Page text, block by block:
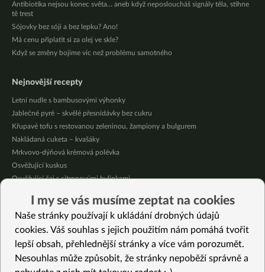
Antibiotika nejsou konec světa… aneb když neposloucháš signály těla, stihne
tě trest
Sójovky bez sóji a bez lepku? Ano!
Má cenu připlatit si za olej ve skle?
Když se změny bojíme víc než problému samotného
Nejnovější recepty
Letní nudle s bambusovými výhonky
Jablečné pyré – skvělé přesnídávky bez cukru
Křupavé tofu s restovanou zeleninou, žampiony a bulgurem
Nakládaná cuketa – kvašáky
Mrkvovo-dýňová krémová polévka
Osvěžující kuskus
Osvěžující čaj s citronovými bylinkami
Čokoládové muffiny s mangovým krémem
Meruňky a jablka v citrónovém želé
Vybrané recepty
Špagety z dýně ve stylu Pad Thai – lepší než klasické nudle!
I my se vás musíme zeptat na cookies
Naše stránky používají k ukládání drobných údajů
cookies. Váš souhlas s jejich použitím nám pomáhá tvořit
lepší obsah, přehlednější stránky a více vám porozumět.
Nesouhlas může způsobit, že stránky nepoběží správně a